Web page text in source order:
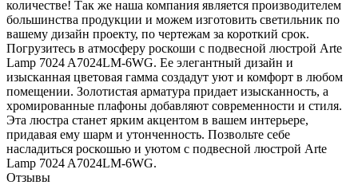
количестве! Так же наша компания является производителем
большинства продукции и можем изготовить светильник по
вашему дизайн проекту, по чертежам за короткий срок.
Погрузитесь в атмосферу роскоши с подвесной люстрой Arte
Lamp 7024 A7024LM-6WG. Ее элегантный дизайн и
изысканная цветовая гамма создадут уют и комфорт в любом
помещении. Золотистая арматура придает изысканность, а
хромированные плафоны добавляют современности и стиля.
Эта люстра станет ярким акцентом в вашем интерьере,
придавая ему шарм и утонченность. Позвольте себе
насладиться роскошью и уютом с подвесной люстрой Arte
Lamp 7024 A7024LM-6WG.
Отзывы